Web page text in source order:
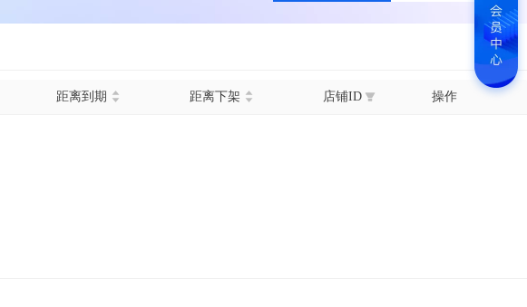
距离到期 距离下架 店铺ID 操作